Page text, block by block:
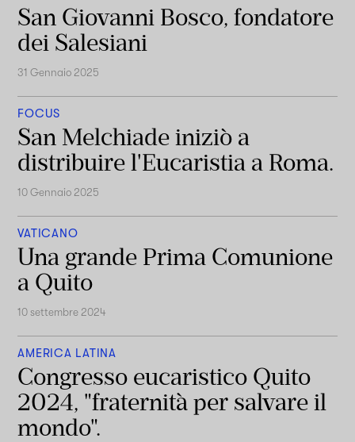
San Giovanni Bosco, fondatore
dei Salesiani
31 Gennaio 2025
FOCUS
San Melchiade iniziò a
distribuire l'Eucaristia a Roma.
10 Gennaio 2025
VATICANO
Una grande Prima Comunione
a Quito
10 settembre 2024
AMERICA LATINA
Congresso eucaristico Quito
2024, "fraternità per salvare il
mondo".